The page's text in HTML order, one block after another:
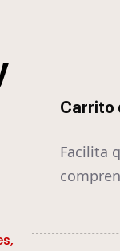
Carrito
Facilita